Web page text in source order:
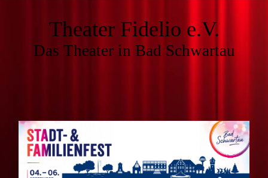
Theater Fidelio e.V.
Das Theater in Bad Schwartau